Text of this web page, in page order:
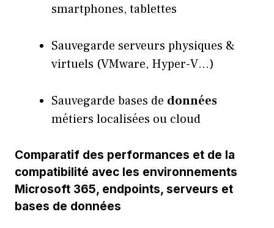
smartphones, tablettes
Sauvegarde serveurs physiques &
virtuels (VMware, Hyper-V…)
Sauvegarde bases de données
métiers localisées ou cloud
Comparatif des performances et de la
compatibilité avec les environnements
Microsoft 365, endpoints, serveurs et
bases de données